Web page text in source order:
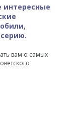
интересные
вам о самых